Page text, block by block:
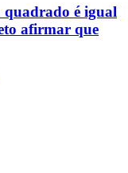
quadrado é igual
afirmar que